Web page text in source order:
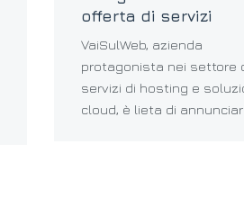
offerta di servizi
VaiSulWeb, azienda
protagonista nei settore
servizi di hosting e
cloud, è lieta di